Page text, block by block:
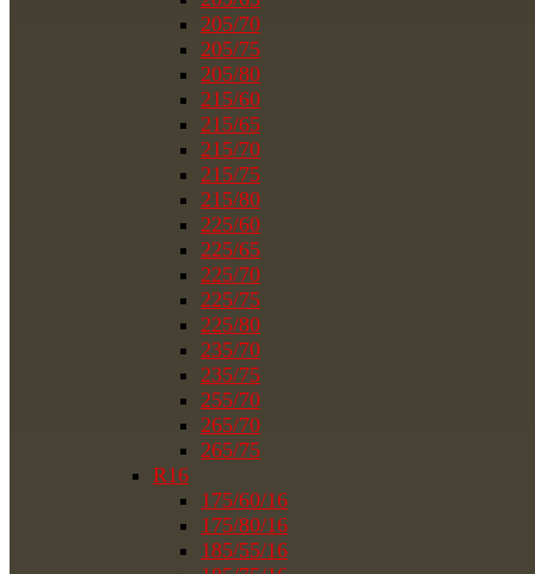
205/70
205/75
205/80
215/60
215/65
215/70
215/75
215/80
225/60
225/65
225/70
225/75
225/80
235/70
235/75
255/70
265/70
265/75
R16
175/60/16
175/80/16
185/55/16